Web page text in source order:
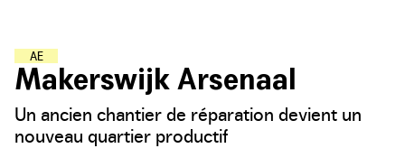
AT
ELIERS-�
�
COLES
Makerswijk Arsenaal
Un ancien chantier de réparation devient un
nouveau quartier productif